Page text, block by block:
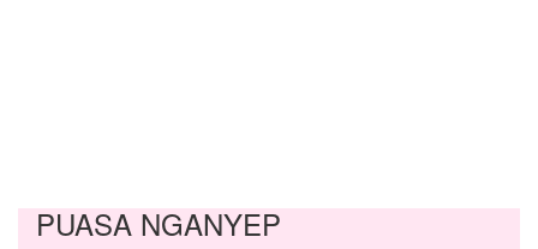
PUASA NGANYEP